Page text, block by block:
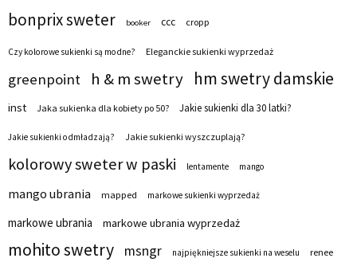
bonprix sweter booker ccc cropp
Czy kolorowe sukienki są modne? Eleganckie sukienki wyprzedaż
greenpoint h & m swetry hm swetry damskie
inst Jaka sukienka dla kobiety po 50? Jakie sukienki dla 30 latki?
Jakie sukienki odmładzają? Jakie sukienki wyszczuplają?
kolorowy sweter w paski lentamente mango
mango ubrania mapped markowe sukienki wyprzedaż
markowe ubrania markowe ubrania wyprzedaż
mohito swetry msngr najpiękniejsze sukienki na weselu renee